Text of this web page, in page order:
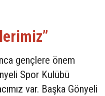
gençlere önem
Spor Kulübü
var. Başka Gönyeli